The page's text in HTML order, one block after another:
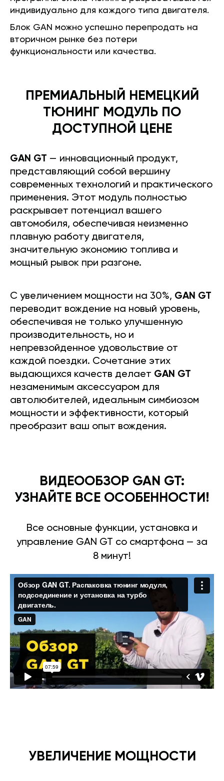
индивидуально для каждого типа двигателя.
Блок GAN можно успешно перепродать на
вторичном рынке без потери
функциональности или качества.
ПРЕМИАЛЬНЫЙ НЕМЕЦКИЙ
ТЮНИНГ МОДУЛЬ ПО
ДОСТУПНОЙ ЦЕНЕ
GAN GT — инновационный продукт,
представляющий собой вершину
современных технологий и практического
применения. Этот модуль полностью
раскрывает потенциал вашего
автомобиля, обеспечивая неизменно
плавную работу двигателя,
значительную экономию топлива и
мощный рывок при разгоне.
С увеличением мощности на 30%, GAN GT
переводит вождение на новый уровень,
обеспечивая не только улучшенную
производительность, но и
непревзойденное удовольствие от
каждой поездки. Сочетание этих
выдающихся качеств делает GAN GT
незаменимым аксессуаром для
автолюбителей, идеальным симбиозом
мощности и эффективности, который
преобразит ваш опыт вождения.
ВИДЕООБЗОР GAN GT:
УЗНАЙТЕ ВСЕ ОСОБЕННОСТИ!
Все основные функции, установка и
управление GAN GT со смартфона — за
8 минут!
УВЕЛИЧЕНИЕ МОЩНОСТИ